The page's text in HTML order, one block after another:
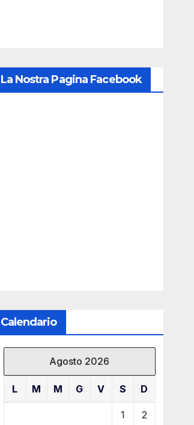
La Nostra Pagina Facebook
Calendario
Agosto 2026
L M M G V S D
1 2